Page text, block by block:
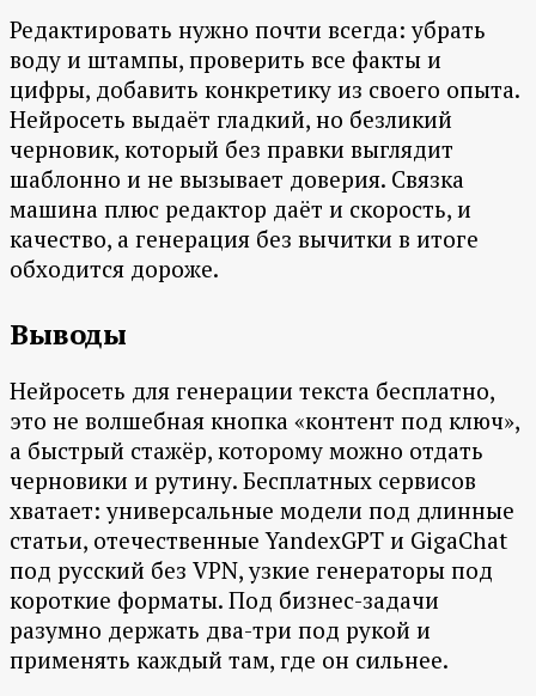
Редактировать нужно почти всегда: убрать
воду и штампы, проверить все факты и
цифры, добавить конкретику из своего опыта.
Нейросеть выдаёт гладкий, но безликий
черновик, который без правки выглядит
шаблонно и не вызывает доверия. Связка
машина плюс редактор даёт и скорость, и
качество, а генерация без вычитки в итоге
обходится дороже.
Выводы
Нейросеть для генерации текста бесплатно,
это не волшебная кнопка «контент под ключ»,
а быстрый стажёр, которому можно отдать
черновики и рутину. Бесплатных сервисов
хватает: универсальные модели под длинные
статьи, отечественные YandexGPT и GigaChat
под русский без VPN, узкие генераторы под
короткие форматы. Под бизнес-задачи
разумно держать два-три под рукой и
применять каждый там, где он сильнее.